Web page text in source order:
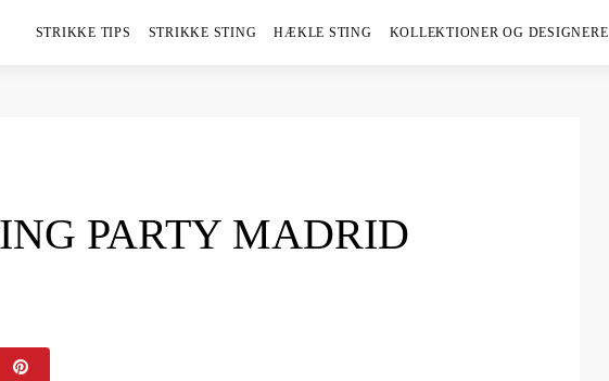
STRIKKE TIPS STRIKKE STING HÆKLE STING KOLLEKTIONER OG DESIGNERE
PARTY MADRID